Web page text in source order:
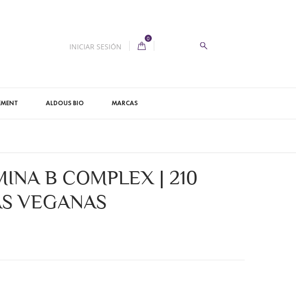
INICIAR SESIÓN
0
ALDOUS BIO MARCAS
B COMPLEX | 210
VEGANAS